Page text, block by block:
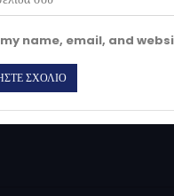
name, email, and